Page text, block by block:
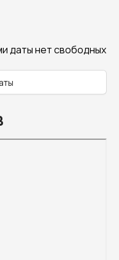
даты нет свободных